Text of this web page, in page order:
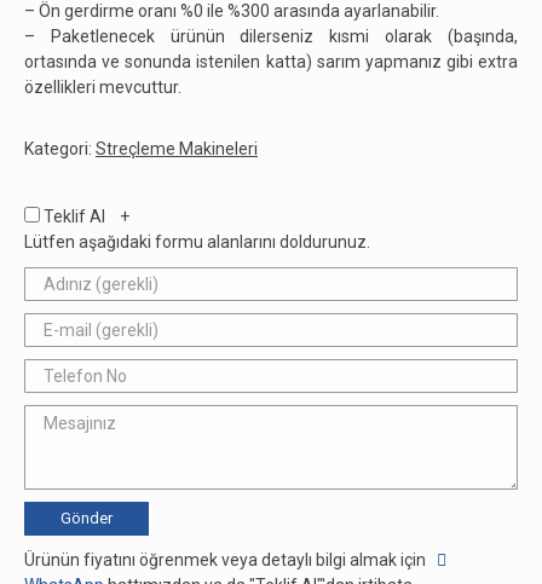
– Ön gerdirme oranı %0 ile %300 arasında ayarlanabilir.
– Paketlenecek ürünün dilerseniz kısmi olarak (başında,
ortasında ve sonunda istenilen katta) sarım yapmanız gibi extra
özellikleri mevcuttur.
Kategori: Streçleme Makineleri
Teklif Al +
Lütfen aşağıdaki formu alanlarını doldurunuz.
Ürünün fiyatını öğrenmek veya detaylı bilgi almak için